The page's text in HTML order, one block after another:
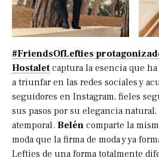
#FriendsOfLefties
Hostaletcaptura la esencia que
a triunfar en las redes sociales y
seguidores en Instagram, fieles
sus pasos por su elegancia natural,
atemporal. Belén comparte la
moda que la firma de moda y ya
Lefties de una forma totalmente